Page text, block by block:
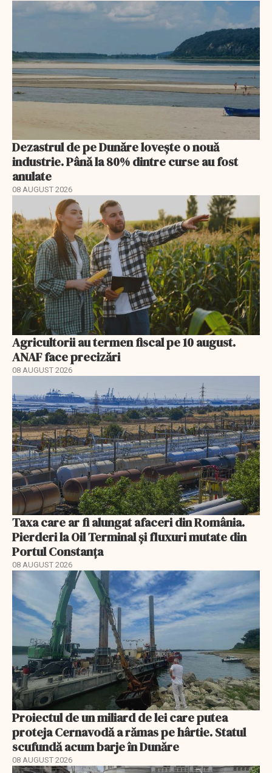
Dezastrul de pe Dunăre lovește o nouă
industrie. Până la 80% dintre curse au fost
anulate
08 AUGUST 2026
Agricultorii au termen fiscal pe 10 august.
ANAF face precizări
08 AUGUST 2026
Taxa care ar fi alungat afaceri din România.
Pierderi la Oil Terminal și fluxuri mutate din
Portul Constanța
08 AUGUST 2026
Proiectul de un miliard de lei care putea
proteja Cernavodă a rămas pe hârtie. Statul
scufundă acum barje în Dunăre
08 AUGUST 2026